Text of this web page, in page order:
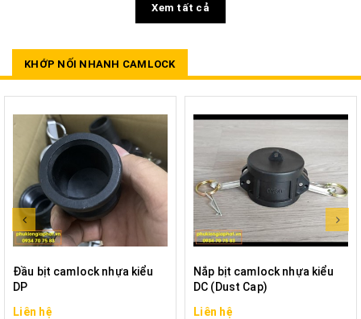
Xem tất cả
KHỚP NỐI NHANH CAMLOCK
Đầu bịt camlock nhựa kiểu
DP
Liên hệ
Nắp bịt camlock nhựa kiểu
DC (Dust Cap)
Liên hệ